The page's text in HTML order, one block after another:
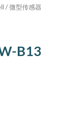
/ 微型传感器
B13